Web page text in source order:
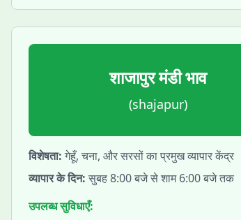
शाजापुरमंडी भाव
(shajapur)
विशेषता: गेहूँ, चना, और सरसों का प्रमुख व्यापार केंद्र
व्यापार के दिन: सुबह 8:00 बजे से शाम 6:00 बजे तक
उपलब्ध सुविधाएँ: